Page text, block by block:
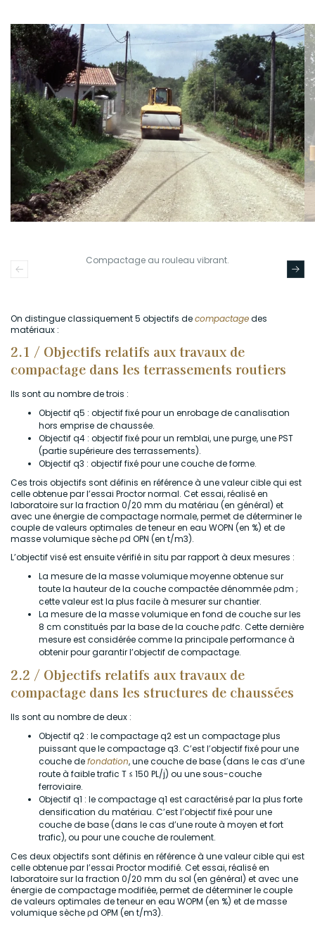
Compactage au rouleau vibrant.
On distingue classiquement 5 objectifs decompactagedes
matériaux :
2.1 / Objectifs relatifs aux travaux de
compactage dans les terrassements routiers
Ils sont au nombre de trois :
Objectif q5 : objectif fixé pour un enrobage de canalisation
hors emprise de chaussée.
Objectif q4 : objectif fixé pour un remblai, une purge, une PST
(partie supérieure des terrassements).
Objectif q3 : objectif fixé pour une couche de forme.
Ces trois objectifs sont définis en référence à une valeur cible qui est
celle obtenue par l’essai Proctor normal. Cet essai, réalisé en
laboratoire sur la fraction 0/20 mm du matériau (en général) et
avec une énergie de compactage normale, permet de déterminer le
couple de valeurs optimales de teneur en eau WOPN (en %) et de
masse volumique sèche ρd OPN (en t/m3).
L’objectif visé est ensuite vérifié in situ par rapport à deux mesures :
La mesure de la masse volumique moyenne obtenue sur
toute la hauteur de la couche compactée dénommée ρdm ;
cette valeur est la plus facile à mesurer sur chantier.
La mesure de la masse volumique en fond de couche sur les
8 cm constitués par la base de la couche ρdfc. Cette dernière
mesure est considérée comme la principale performance à
obtenir pour garantir l’objectif de compactage.
2.2 / Objectifs relatifs aux travaux de
compactage dans les structures de chaussées
Ils sont au nombre de deux :
Objectif q2 : le compactage q2 est un compactage plus
puissant que le compactage q3. C’est l’objectif fixé pour une
couche defondation, une couche de base (dans le cas d’une
route à faible trafic T ≤ 150 PL/j) ou une sous-couche
ferroviaire.
Objectif q1 : le compactage q1 est caractérisé par la plus forte
densification du matériau. C’est l’objectif fixé pour une
couche de base (dans le cas d’une route à moyen et fort
trafic), ou pour une couche de roulement.
Ces deux objectifs sont définis en référence à une valeur cible qui est
celle obtenue par l’essai Proctor modifié. Cet essai, réalisé en
laboratoire sur la fraction 0/20 mm du sol (en général) et avec une
énergie de compactage modifiée, permet de déterminer le couple
de valeurs optimales de teneur en eau WOPM (en %) et de masse
volumique sèche ρd OPM (en t/m3).